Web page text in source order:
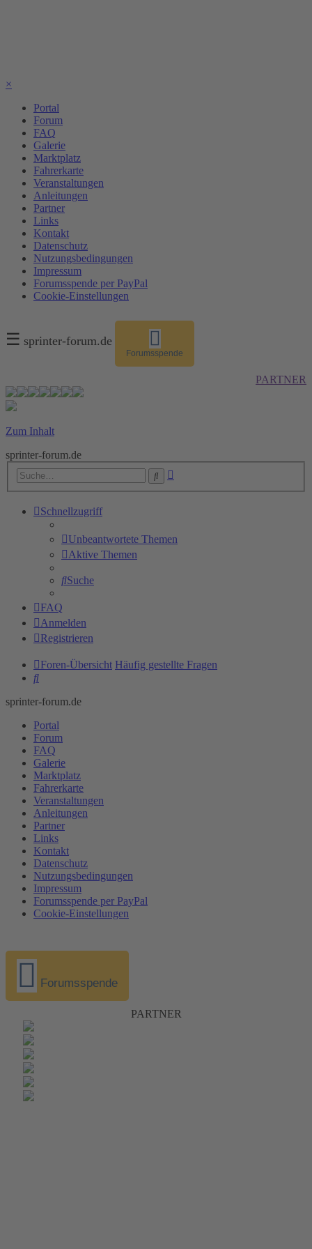
×
Portal
Forum
FAQ
Galerie
Marktplatz
Fahrerkarte
Veranstaltungen
Anleitungen
Partner
Links
Kontakt
Datenschutz
Nutzungsbedingungen
Impressum
Forumsspende per PayPal
Cookie-Einstellungen
☰ sprinter-forum.de
Forumsspende
PARTNER
Zum Inhalt
sprinter-forum.de
Suche
Schnellzugriff
Unbeantwortete Themen
Aktive Themen
Suche
FAQ
Anmelden
Registrieren
Foren-Übersicht Häufig gestellte Fragen
Suche
sprinter-forum.de
Portal
Forum
FAQ
Galerie
Marktplatz
Fahrerkarte
Veranstaltungen
Anleitungen
Partner
Links
Kontakt
Datenschutz
Nutzungsbedingungen
Impressum
Forumsspende per PayPal
Cookie-Einstellungen
Forumsspende
PARTNER